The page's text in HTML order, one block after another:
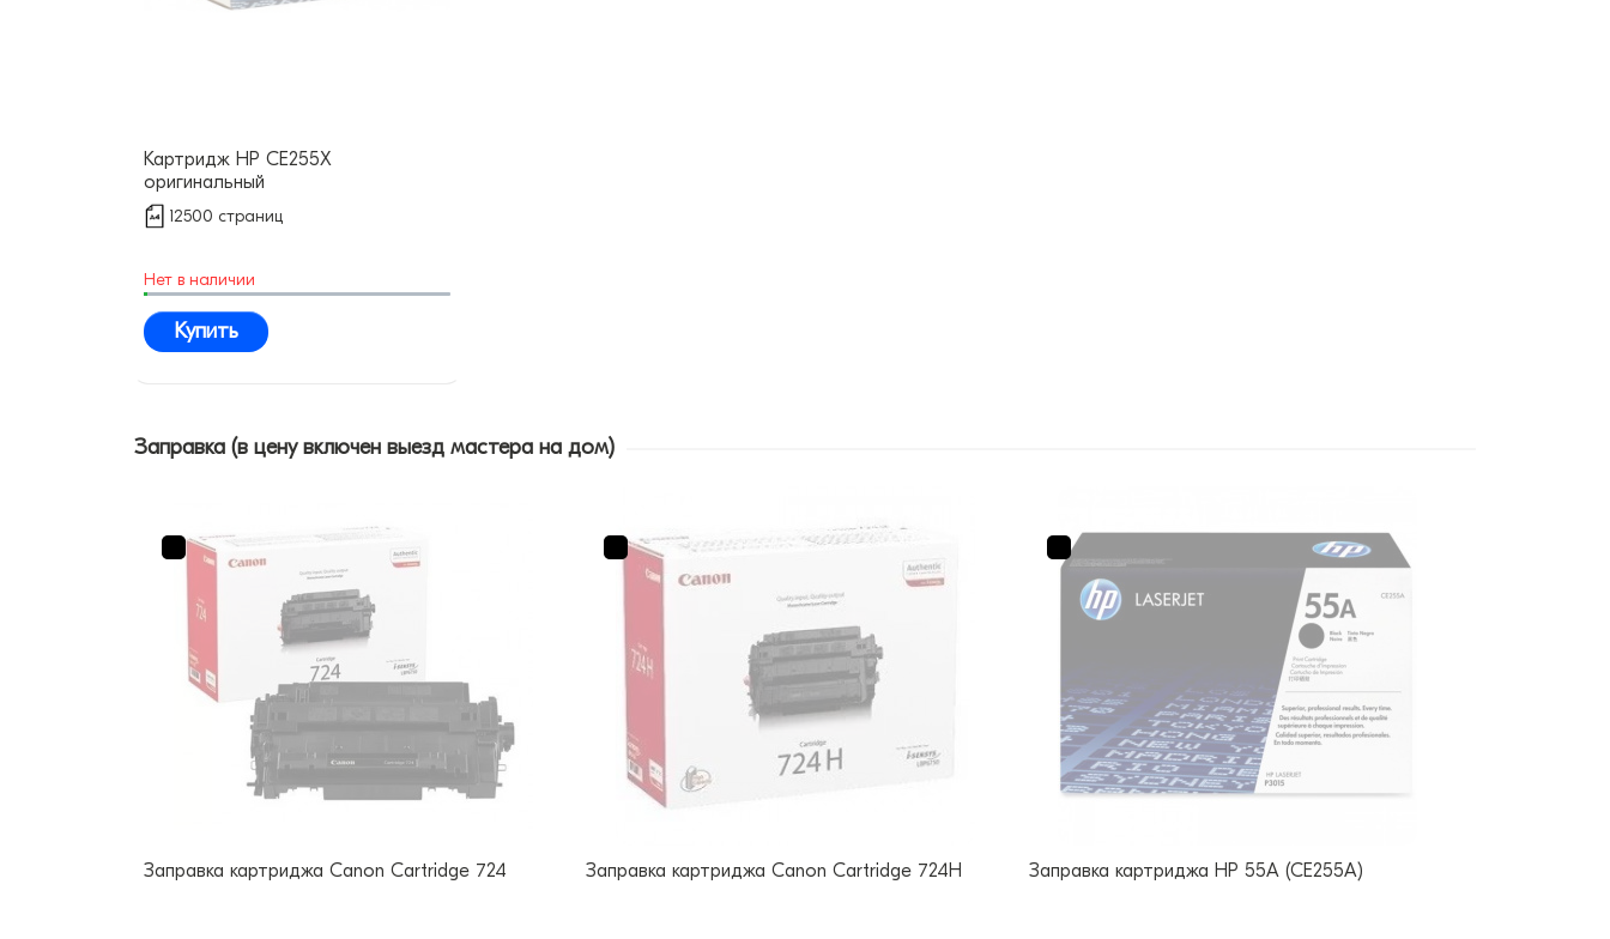
Картридж HP CE255X
оригинальный
12500 страниц
Нет в наличии
Купить
Заправка (в цену включен выезд мастера на дом)
Заправка картриджа Canon Cartridge 724 Заправка картриджа Canon Cartridge 724H Заправка картриджа HP 55A (CE255A)